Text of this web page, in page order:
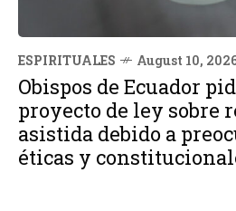
ESPIRITUALES August 10,
Obispos de Ecuador
proyecto de ley sobre
asistida debido a
éticas y